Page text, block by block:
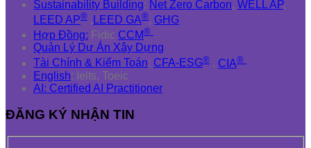
Sustainability Building: Net Zero Carbon, WELL AP,
LEED AP® , LEED GA®, GHG
Hợp Đồng: Fidic CCM®
Quản Lý Dự Án Xây Dựng
Tài Chính & Kiểm Toán: CFA-ESG® , CIA®
English: Ielts, Toeic
AI: Certified AI Practitioner
ĐĂNG KÝ NHẬN TIN